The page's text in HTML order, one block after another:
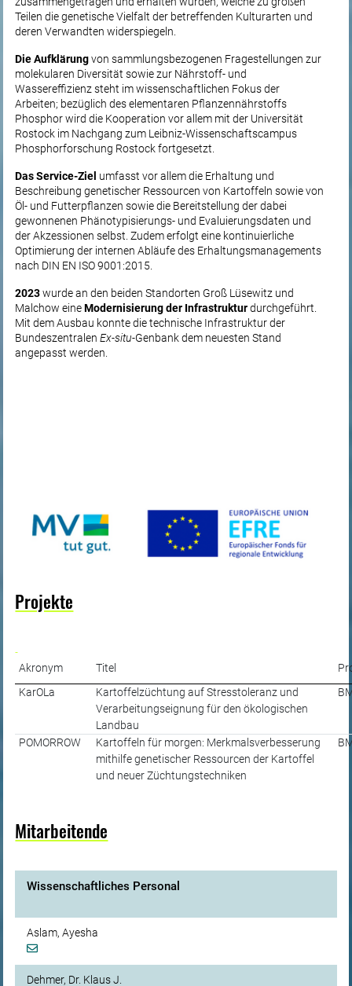
Teilen die genetische Vielfalt der betreffenden Kulturarten und
deren Verwandten widerspiegeln.
Die Aufklärungvon sammlungsbezogenen Fragestellungen zur
molekularen Diversität sowie zur Nährstoff- und
Wassereffizienz steht im wissenschaftlichen Fokus der
Arbeiten; bezüglich des elementaren Pflanzennährstoffs
Phosphor wird die Kooperation vor allem mit der Universität
Rostock im Nachgang zum Leibniz-Wissenschaftscampus
Phosphorforschung Rostock fortgesetzt.
Das Service-Ziel umfasst vor allem die Erhaltung und
Beschreibung genetischer Ressourcen von Kartoffeln sowie von
Öl- und Futterpflanzen sowie die Bereitstellung der dabei
gewonnenen Phänotypisierungs- und Evaluierungsdaten und
der Akzessionen selbst. Zudem erfolgt eine kontinuierliche
Optimierung der internen Abläufe des Erhaltungsmanagements
nach DIN EN ISO 9001:2015.
2023wurde an den beiden Standorten Groß Lüsewitz und
Malchow eineModernisierung der Infrastrukturdurchgeführt.
Mit dem Ausbau konnte die technische Infrastruktur der
BundeszentralenEx-situ-Genbank dem neuesten Stand
angepasst werden.
Projekte
Akronym Titel
KarOLa
Kartoffelzüchtung auf Stresstoleranz und
Verarbeitungseignung für den ökologischen
Landbau
POMORROW
Kartoffeln für morgen: Merkmalsverbesserung
mithilfe genetischer Ressourcen der Kartoffel
und neuer Züchtungstechniken
Mitarbeitende
Wissenschaftliches Personal
Aslam, Ayesha
Dehmer, Dr. Klaus J.